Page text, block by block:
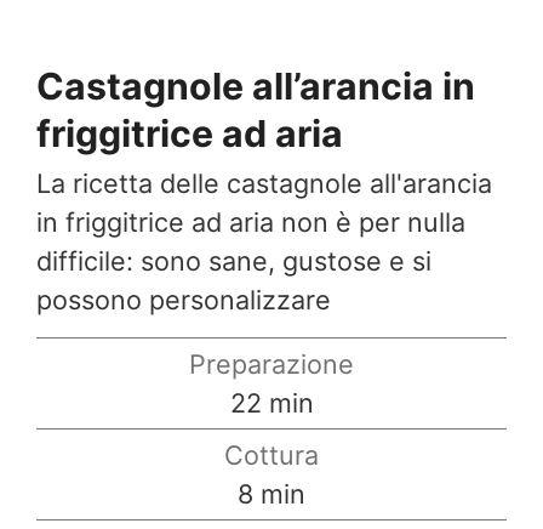
Castagnole all’arancia in
friggitrice ad aria
La ricetta delle castagnole all'arancia
in friggitrice ad aria non è per nulla
difficile: sono sane, gustose e si
possono personalizzare
Preparazione
22minuti
min
Cottura
8 minuti
min